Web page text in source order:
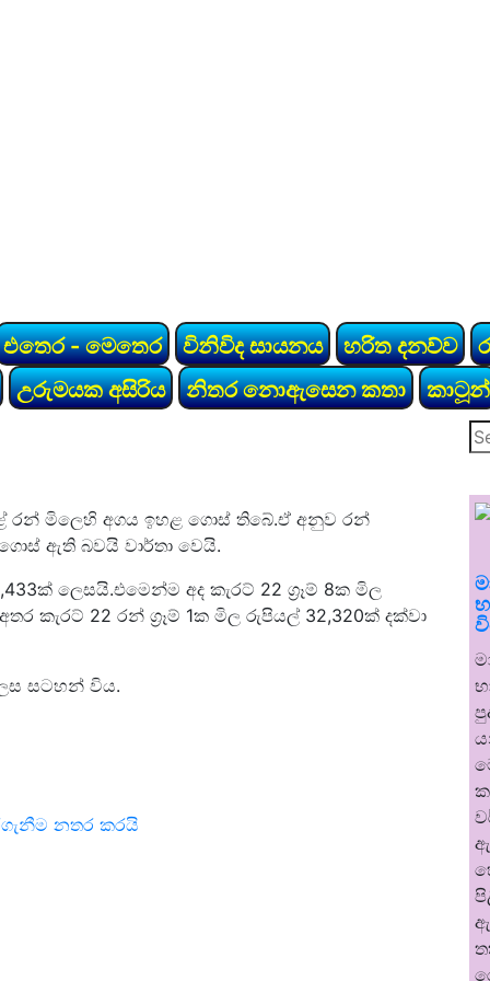
එතෙර - මෙතෙර විනිවිද සායනය හරිත දනව්ව
උරුමයක අසිරිය නිතර නොඇසෙන කතා කාටූන්
රන් මිලෙහි අගය ඉහළ ගොස් තිබේ.ඒ අනුව රන්
ඇති බවයි වාර්තා වෙයි.
ලෙසයි.එමෙන්ම අද කැරට් 22 ග්‍රෑම් 8ක මිල
කැරට් 22 රන් ග්‍රෑම් 1ක මිල රුපියල් 32,320ක් දක්වා
සටහන් විය.
නතර කරයි